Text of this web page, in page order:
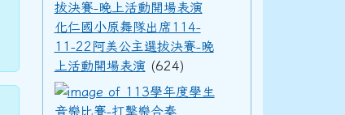
化仁國小原舞隊出席114-
11-22阿美公主選拔決賽-晚
上活動開場表演(624)